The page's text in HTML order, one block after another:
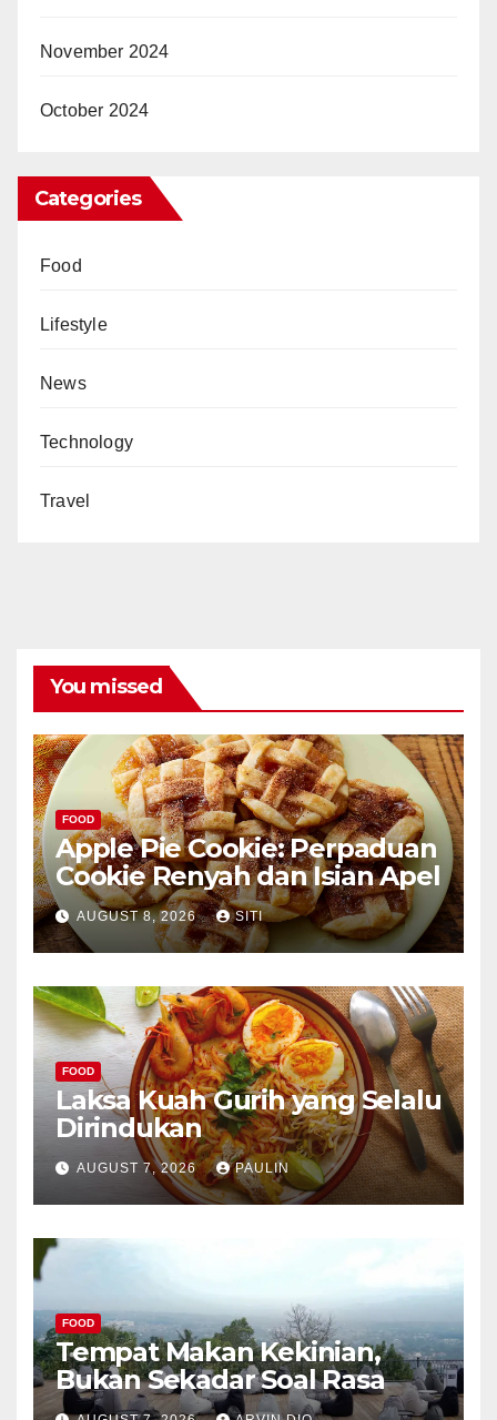
November 2024
October 2024
Categories
Food
Lifestyle
News
Technology
Travel
You missed
FOOD
Apple Pie Cookie: Perpaduan
Cookie Renyah dan Isian Apel
AUGUST 8, 2026 SITI
FOOD
Laksa Kuah Gurih yang Selalu
Dirindukan
AUGUST 7, 2026 PAULIN
FOOD
Tempat Makan Kekinian,
Bukan Sekadar Soal Rasa